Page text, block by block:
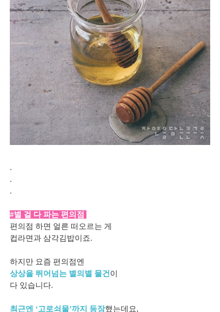
.
.
.
#별 걸 다 파는 편의점
편의점 하면 얼른 떠오르는 게
컵라면과 삼각김밥이죠.
하지만 요즘 편의점엔
상상을 뛰어넘는 별의별 물건 이
다 있습니다.
최근엔 ‘고로쇠물’까지 등장했는데요,